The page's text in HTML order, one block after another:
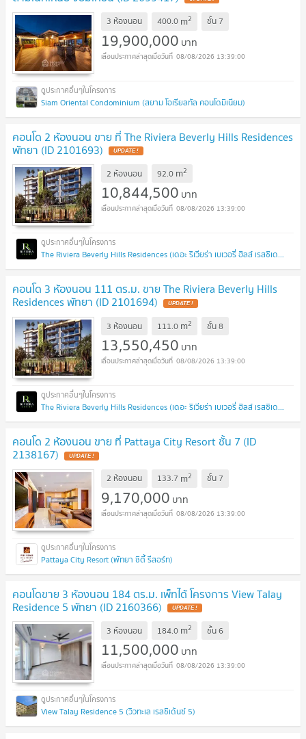
3 ห้องนอน 400.0 m2 ชั้น 7
19,900,000 บาท
08/08/2026 13:39:00
Siam Oriental Condominium (สยาม โอเรียลทัล คอนโดมิเนียม)
คอนโด 2 ห้องนอน ขาย ที่ The Riviera Beverly Hills Residences
พัทยา (ID 2101693) UPDATE !
2 ห้องนอน 92.0 m2
10,844,500 บาท
08/08/2026 13:39:00
The Riviera Beverly Hills Residences (เดอะ ริเวียร่า เบเวอรี่ ฮิลส์ เรสซิเดนซ์)
คอนโด 3 ห้องนอน 111 ตร.ม. ขาย The Riviera Beverly Hills
Residences พัทยา (ID 2101694) UPDATE !
3 ห้องนอน 111.0 m2 ชั้น8
13,550,450 บาท
08/08/2026 13:39:00
The Riviera Beverly Hills Residences (เดอะ ริเวียร่า เบเวอรี่ ฮิลส์ เรสซิเดนซ์)
คอนโด 2 ห้องนอน ขาย ที่ Pattaya City Resort ชั้น 7 (ID
2138167) UPDATE !
2 ห้องนอน 133.7 m2 ชั้น 7
9,170,000 บาท
08/08/2026 13:39:00
Pattaya City Resort (พัทยา ซิตี้ รีสอร์ท)
คอนโดขาย 3 ห้องนอน 184 ตร.ม. เพ็ทได้ โครงการ View Talay
Residence 5 พัทยา (ID 2160366) UPDATE !
3 ห้องนอน 184.0 m2 ชั้น6
11,500,000 บาท
08/08/2026 13:39:00
View Talay Residence 5 (วิวทะเล เรสซิเด้นซ์ 5)